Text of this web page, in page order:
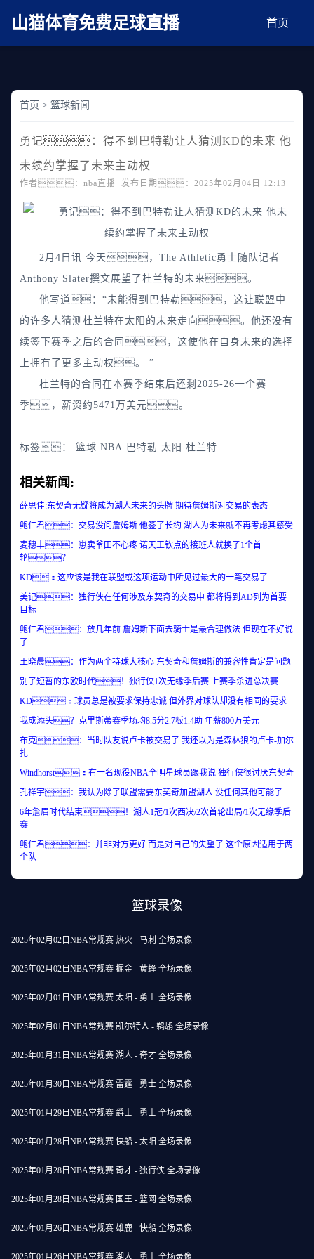
AV在线无码麻豆
山猫体育免费足球直播 首页
首页 > 篮球新闻
勇记：得不到巴特勒让人猜测KD的未来 他
未续约掌握了未来主动权
作者：nba直播 发布日期：2025年02月04日 12:13
2月4日讯 今天，The Athletic勇士随队记者
Anthony Slater撰文展望了杜兰特的未来。
他写道：“未能得到巴特勒，这让联盟中
的许多人猜测杜兰特在太阳的未来走向。他还没有
续签下赛季之后的合同，这使他在自身未来的选择
上拥有了更多主动权。 ”
杜兰特的合同在本赛季结束后还剩2025-26一个赛
季，薪资约5471万美元。
标签： 篮球 NBA 巴特勒 太阳 杜兰特
相关新闻:
薛思佳:东契奇无疑将成为湖人未来的头牌 期待詹姆斯对交易的表态
鲍仁君：交易没问詹姆斯 他签了长约 湖人为未来就不再考虑其感受
麦穗丰：崽卖爷田不心疼 诺天王钦点的接班人就换了1个首
轮？
KD：这应该是我在联盟或这项运动中所见过最大的一笔交易了
美记：独行侠在任何涉及东契奇的交易中 都将得到AD列为首要
目标
鲍仁君：放几年前 詹姆斯下面去骑士是最合理做法 但现在不好说
了
王晓晨：作为两个持球大核心 东契奇和詹姆斯的兼容性肯定是问题
别了短暂的东欧时代！独行侠1次无缘季后赛 上赛季杀进总决赛
KD：球员总是被要求保持忠诚 但外界对球队却没有相同的要求
我成添头？克里斯蒂赛季场均8.5分2.7板1.4助 年薪800万美元
布克：当时队友说卢卡被交易了 我还以为是森林狼的卢卡-加尔
扎
Windhorst：有一名现役NBA全明星球员跟我说 独行侠很讨厌东契奇
孔祥宇：我认为除了联盟需要东契奇加盟湖人 没任何其他可能了
6年詹眉时代结束！湖人1冠/1次西决/2次首轮出局/1次无缘季后
赛
鲍仁君：并非对方更好 而是对自己的失望了 这个原因适用于两
个队
篮球录像
2025年02月02日NBA常规赛 热火 - 马刺 全场录像
2025年02月02日NBA常规赛 掘金 - 黄蜂 全场录像
2025年02月01日NBA常规赛 太阳 - 勇士 全场录像
2025年02月01日NBA常规赛 凯尔特人 - 鹈鹕 全场录像
2025年01月31日NBA常规赛 湖人 - 奇才 全场录像
2025年01月30日NBA常规赛 雷霆 - 勇士 全场录像
2025年01月29日NBA常规赛 爵士 - 勇士 全场录像
2025年01月28日NBA常规赛 快船 - 太阳 全场录像
2025年01月28日NBA常规赛 奇才 - 独行侠 全场录像
2025年01月28日NBA常规赛 国王 - 篮网 全场录像
2025年01月26日NBA常规赛 雄鹿 - 快船 全场录像
2025年01月26日NBA常规赛 湖人 - 勇士 全场录像